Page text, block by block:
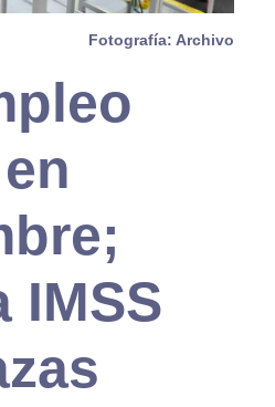
Fotografía: Archivo
IMSS